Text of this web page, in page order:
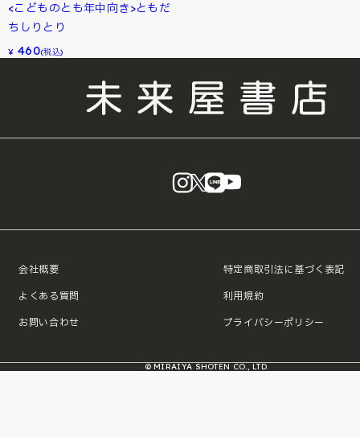
<こどものとも年中向き>ともだ
ちしりとり
¥ 460(税込)
instagram
X LINE
会社概要
よくある質問
お問い合わせ
特定商取引法に基づく表記
利用規約
プライバシーポリシー
© MIRAIYA SHOTEN CO., LTD.